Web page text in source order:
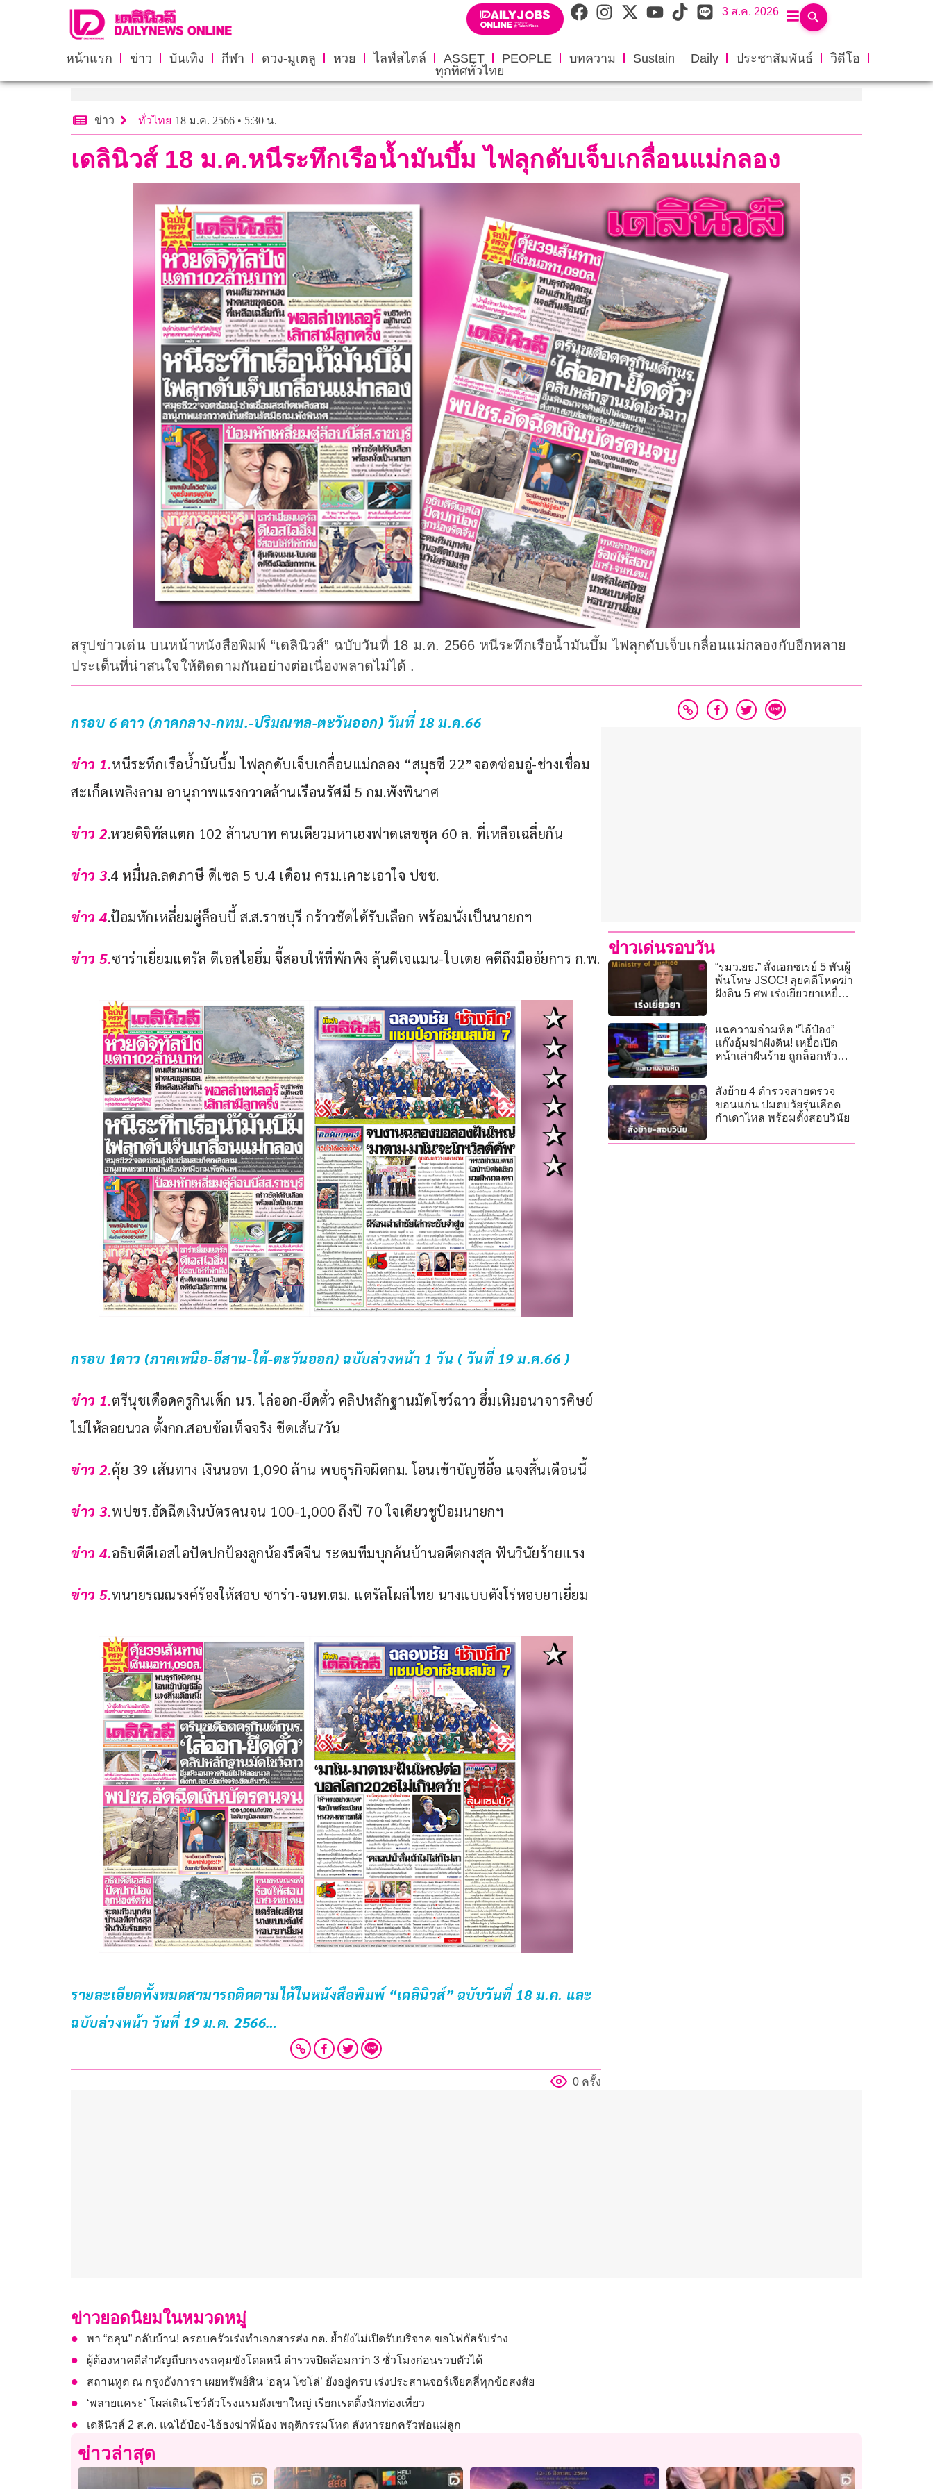
3 ส.ค. 2026
หน้าแรก ข่าว บันเทิง กีฬา ดวง-มูเตลู หวย ไลฟ์สไตล์ ASSET PEOPLE บทความ Sustain Daily ประชาสัมพันธ์
วิดีโอ
ทุกทิศทั่วไทย
ข่าว ทั่วไทย 18 ม.ค. 2566 • 5:30 น.
เดลินิวส์ 18 ม.ค.หนีระทึกเรือน้ำมันบึ้ม ไฟลุกดับเจ็บเกลื่อนแม่กลอง
สรุปข่าวเด่น บนหน้าหนังสือพิมพ์ “เดลินิวส์” ฉบับวันที่ 18 ม.ค. 2566 หนีระทึกเรือน้ำมันบึ้ม ไฟลุกดับเจ็บเกลื่อนแม่กลองกับอีกหลาย
ประเด็นที่น่าสนใจให้ติดตามกันอย่างต่อเนื่องพลาดไม่ได้ .
กรอบ 6 ดาว (ภาคกลาง-กทม.-ปริมณฑล-ตะวันออก) วันที่ 18 ม.ค.66
ข่าว 1.หนีระทึกเรือน้ำมันบึ้ม ไฟลุกดับเจ็บเกลื่อนแม่กลอง “สมุธซี 22”จอดซ่อมอู่-ช่างเชื่อม
สะเก็ดเพลิงลาม อานุภาพแรงกวาดล้านเรือนรัศมี 5 กม.พังพินาศ
ข่าว 2.หวยดิจิทัลแตก 102 ล้านบาท คนเดียวมหาเฮงฟาดเลขชุด 60 ล. ที่เหลือเฉลี่ยกัน
ข่าว 3.4 หมื่นล.ลดภาษี ดีเซล 5 บ.4 เดือน ครม.เคาะเอาใจ ปชช.
ข่าว 4.ป้อมหักเหลี่ยมตู่ล็อบบี้ ส.ส.ราชบุรี กร้าวชัดได้รับเลือก พร้อมนั่งเป็นนายกฯ
ข่าว 5.ซาร่าเยี่ยมแดรัล ดีเอสไอฮึ่ม จี้สอบให้ที่พักพิง ลุ้นดีเจแมน-ใบเตย คดีถึงมืออัยการ ก.พ.
กรอบ 1ดาว (ภาคเหนือ-อีสาน-ใต้-ตะวันออก) ฉบับล่วงหน้า 1 วัน ( วันที่ 19 ม.ค.66 )
ข่าว 1.ตรีนุชเดือดครูกินเด็ก นร. ไล่ออก-ยึดตั๋ว คลิปหลักฐานมัดโชว์ฉาว ฮึ่มเหิมอนาจารศิษย์
ไม่ให้ลอยนวล ตั้งกก.สอบข้อเท็จจริง ขีดเส้น7วัน
ข่าว 2.คุ้ย 39 เส้นทาง เงินนอท 1,090 ล้าน พบธุรกิจผิดกม. โอนเข้าบัญชีอื้อ แจงสิ้นเดือนนี้
ข่าว 3.พปชร.อัดฉีดเงินบัตรคนจน 100-1,000 ถึงปี 70 ใจเดียวชูป้อมนายกฯ
ข่าว 4.อธิบดีดีเอสไอปัดปกป้องลูกน้องรีดจีน ระดมทีมบุกค้นบ้านอดีตกงสุล ฟันวินัยร้ายแรง
ข่าว 5.ทนายรณณรงค์ร้องให้สอบ ซาร่า-จนท.ตม. แดรัลโผล่ไทย นางแบบดังโร่หอบยาเยี่ยม
รายละเอียดทั้งหมดสามารถติดตามได้ในหนังสือพิมพ์ “เดลินิวส์” ฉบับวันที่ 18 ม.ค. และ
ฉบับล่วงหน้า วันที่ 19 ม.ค. 2566…
0 ครั้ง
ข่าวเด่นรอบวัน
“รมว.ยธ.” สั่งเอกซเรย์ 5 พันผู้
พ้นโทษ JSOC! ลุยคดีโหดฆ่า
ฝังดิน 5 ศพ เร่งเยียวยาเหยื่อ
แฉความอำมหิต “ไอ้ป๋อง”
แก๊งอุ้มฆ่าฝังดิน! เหยื่อเปิด
หน้าเล่าฝันร้าย ถูกล็อกหัว
สั่งย้าย 4 ตำรวจสายตรวจ
ขอนแก่น ปมตบวัยรุ่นเลือด
กำเดาไหล พร้อมตั้งสอบวินัย
ข่าวยอดนิยมในหมวดหมู่
พา “ฮลุน” กลับบ้าน! ครอบครัวเร่งทำเอกสารส่ง กต. ย้ำยังไม่เปิดรับบริจาค ขอโฟกัสรับร่าง
ผู้ต้องหาคดีสำคัญถีบกรงรถคุมขังโดดหนี ตำรวจปิดล้อมกว่า 3 ชั่วโมงก่อนรวบตัวได้
สถานทูต ณ กรุงอังการา เผยทรัพย์สิน ‘ฮลุน โซโล่’ ยังอยู่ครบ เร่งประสานจอร์เจียคลี่ทุกข้อสงสัย
‘พลายแคระ’ โผล่เดินโชว์ตัวโรงแรมดังเขาใหญ่ เรียกเรตติ้งนักท่องเที่ยว
เดลินิวส์ 2 ส.ค. แฉไอ้ป๋อง-ไอ้ธงฆ่าพี่น้อง พฤติกรรมโหด สังหารยกครัวพ่อแม่ลูก
ข่าวล่าสุด